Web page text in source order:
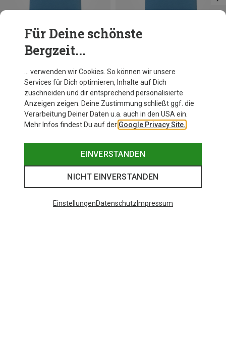
Super.Natural
Herren Sea Star T-Shirt
CHF 79.95
Für Deine schönste
Bergzeit...
… verwenden wir Cookies. So können wir unsere
Services für Dich optimieren, Inhalte auf Dich
zuschneiden und dir entsprechend personalisierte
Anzeigen zeigen. Deine Zustimmung schließt ggf. die
Verarbeitung Deiner Daten u.a. auch in den USA ein.
Mehr Infos findest Du auf der Google Privacy Site.
EINVERSTANDEN
NICHT EINVERSTANDEN
EinstellungenDatenschutz Impressum